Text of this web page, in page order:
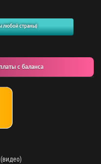
любой страны)
с баланса